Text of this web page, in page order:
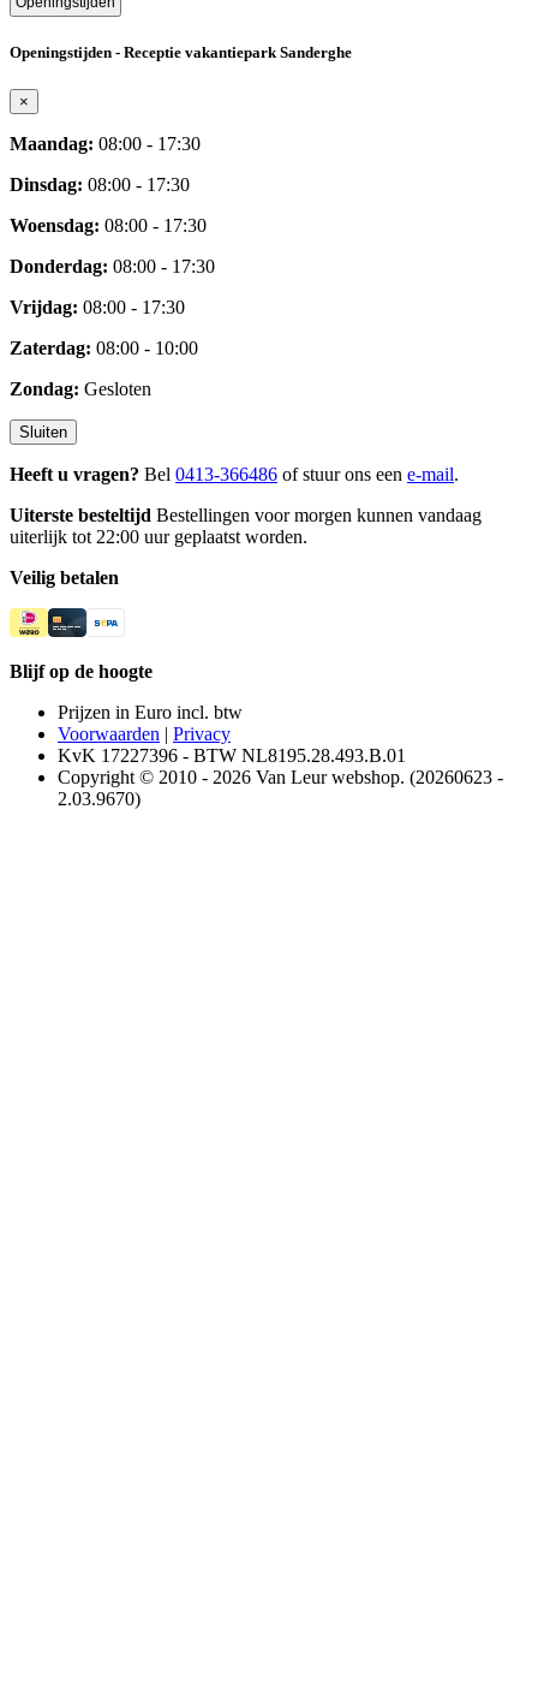
Openingstijden - Receptie vakantiepark Sanderghe
×
Maandag: 08:00 - 17:30
Dinsdag: 08:00 - 17:30
Woensdag: 08:00 - 17:30
Donderdag: 08:00 - 17:30
Vrijdag: 08:00 - 17:30
Zaterdag: 08:00 - 10:00
Zondag: Gesloten
Sluiten
Heeft u vragen? Bel 0413-366486 of stuur ons een e-mail.
Uiterste besteltijd Bestellingen voor morgen kunnen vandaag
uiterlijk tot 22:00 uur geplaatst worden.
Veilig betalen
Blijf op de hoogte
Prijzen in Euro incl. btw
Voorwaarden | Privacy
KvK 17227396 - BTW NL8195.28.493.B.01
Copyright © 2010 - 2026 Van Leur webshop. (20260623 -
2.03.9670)